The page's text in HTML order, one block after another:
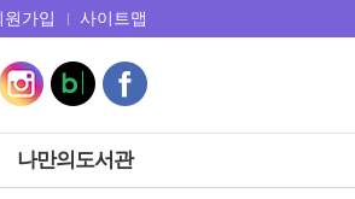
원가입 사이트맵
나만의도서관